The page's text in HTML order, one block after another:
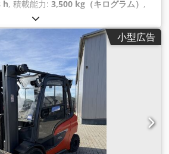
h, 積載能力: 3,500 kg（キログラム） ,
ディーゼル
,
小型広告